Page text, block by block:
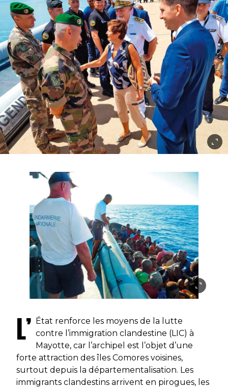
L’
État renforce les moyens de la lutte
contre l’immigration clandestine (LIC) à
Mayotte, car l’archipel est l’objet d’une
forte attraction des îles Comores voisines,
surtout depuis la départementalisation. Les
immigrants clandestins arrivent en pirogues, les